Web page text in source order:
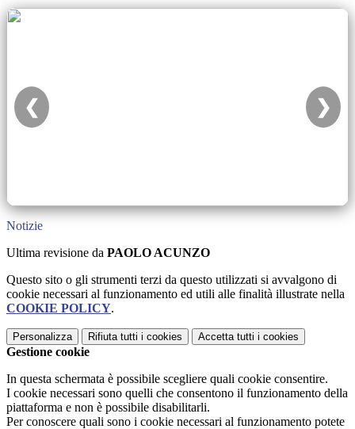
❮ ❯
Notizie
Ultima revisione da PAOLO ACUNZO
Questo sito o gli strumenti terzi da questo utilizzati si avvalgono di
cookie necessari al funzionamento ed utili alle finalità illustrate nella
COOKIE POLICY.
Personalizza Rifiuta tutti i cookies Accetta tutti i cookies
Gestione cookie
In questa schermata è possibile scegliere quali cookie consentire.
I cookie necessari sono quelli che consentono il funzionamento della
piattaforma e non è possibile disabilitarli.
Per conoscere quali sono i cookie necessari al funzionamento potete